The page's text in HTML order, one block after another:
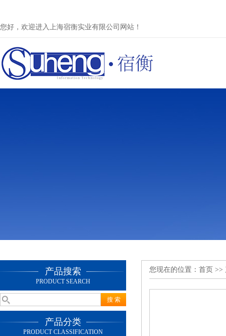
您好，欢迎进入上海宿衡实业有限公司网站！
产品搜索
PRODUCT SEARCH
产品分类
PRODUCT CLASSIFICATION
您现在的位置： 首页 >>